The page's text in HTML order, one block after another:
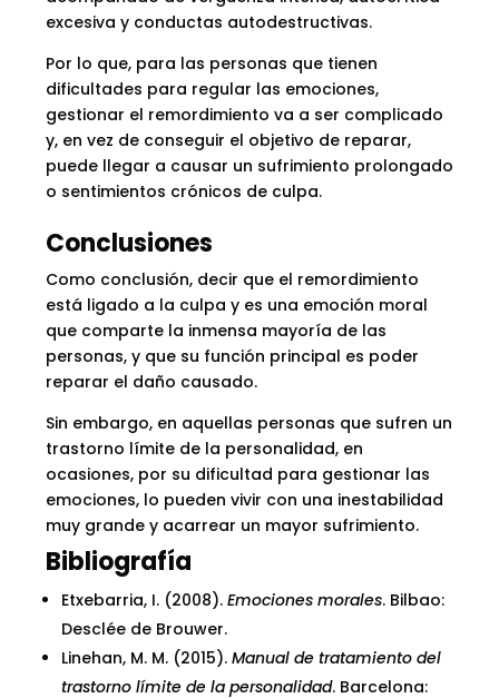
excesiva y conductas autodestructivas.
Por lo que, para las personas que tienen
dificultades para regular las emociones,
gestionar el remordimiento va a ser complicado
y, en vez de conseguir el objetivo de reparar,
puede llegar a causar un sufrimiento prolongado
o sentimientos crónicos de culpa.
Conclusiones
Como conclusión, decir que el remordimiento
está ligado a la culpa y es una emoción moral
que comparte la inmensa mayoría de las
personas, y que su función principal es poder
reparar el daño causado.
Sin embargo, en aquellas personas que sufren un
trastorno límite de la personalidad, en
ocasiones, por su dificultad para gestionar las
emociones, lo pueden vivir con una inestabilidad
muy grande y acarrear un mayor sufrimiento.
Bibliografía
Etxebarria, I. (2008).Emociones morales. Bilbao:
Desclée de Brouwer.
Linehan, M. M. (2015).Manual de tratamiento del
trastorno límite de la personalidad. Barcelona: